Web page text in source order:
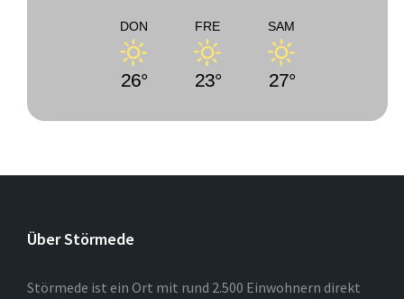
DON
26°
FRE
23°
SAM
27°
Über Störmede
Störmede ist ein Ort mit rund 2.500 Einwohnern direkt